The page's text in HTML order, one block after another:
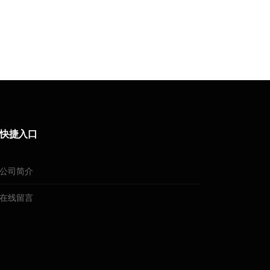
快捷入口
公司简介
在线留言